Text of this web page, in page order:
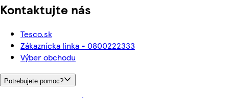
Kontaktujte nás
Tesco.sk
Zákaznícka linka - 0800222333
Výber obchodu
Potrebujete pomoc?